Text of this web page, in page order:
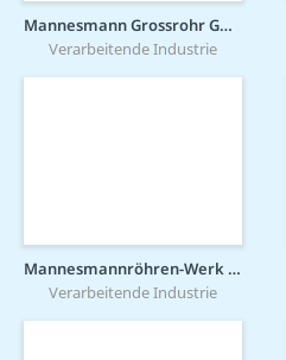
Mannesmann Grossrohr GmbH
Verarbeitende Industrie
Mannesmannröhren-Werk GmbH
Verarbeitende Industrie